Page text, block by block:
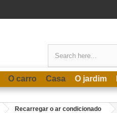
O carro Casa O jardim
Recarregar o ar condicionado